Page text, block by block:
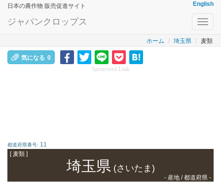
日本の農作物 販売促進サイト English
ジャパンクロップス
ホーム 埼玉県 麦類
気になる 0
Sponsored Link
都道府県番号: 11
[ 麦類 ]
埼玉県(さいたま)
- 産地 / 都道府県 -